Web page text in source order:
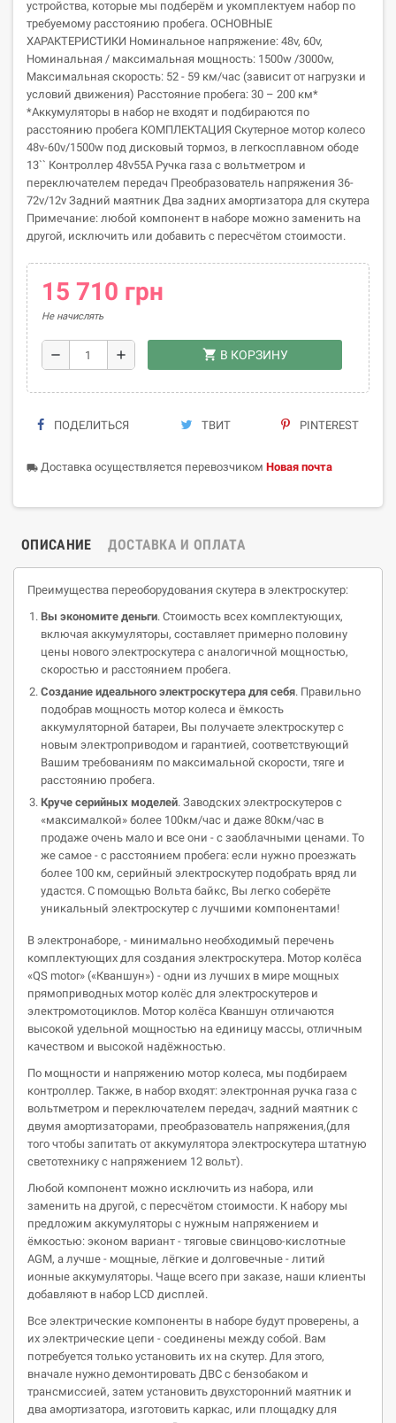
устройства, которые мы подберём и укомплектуем набор по
требуемому расстоянию пробега. ОСНОВНЫЕ
ХАРАКТЕРИСТИКИ Номинальное напряжение: 48v, 60v,
Номинальная / максимальная мощность: 1500w /3000w,
Максимальная скорость: 52 - 59 км/час (зависит от нагрузки и
условий движения) Расстояние пробега: 30 – 200 км*
*Аккумуляторы в набор не входят и подбираются по
расстоянию пробега КОМПЛЕКТАЦИЯ Скутерное мотор колесо
48v-60v/1500w под дисковый тормоз, в легкосплавном ободе
13`` Контроллер 48v55A Ручка газа с вольтметром и
переключателем передач Преобразователь напряжения 36-
72v/12v Задний маятник Два задних амортизатора для скутера
Примечание: любой компонент в наборе можно заменить на
другой, исключить или добавить с пересчётом стоимости.
15 710 грн
Не начислять
remove add shopping_cart В КОРЗИНУ
ПОДЕЛИТЬСЯ ТВИТ PINTEREST
local_shipping Доставка осуществляется перевозчиком Новая почта
ОПИСАНИЕ ДОСТАВКА И ОПЛАТА
Преимущества переоборудования скутера в электроскутер:
Вы экономите деньги. Стоимость всех комплектующих,
включая аккумуляторы, составляет примерно половину
цены нового электроскутера с аналогичной мощностью,
скоростью и расстоянием пробега.
Создание идеального электроскутера для себя. Правильно
подобрав мощность мотор колеса и ёмкость
аккумуляторной батареи, Вы получаете электроскутер с
новым электроприводом и гарантией, соответствующий
Вашим требованиям по максимальной скорости, тяге и
расстоянию пробега.
Круче серийных моделей. Заводских электроскутеров с
«максималкой» более 100км/час и даже 80км/час в
продаже очень мало и все они - с заоблачными ценами. То
же самое - с расстоянием пробега: если нужно проезжать
более 100 км, серийный электроскутер подобрать вряд ли
удастся. С помощью Вольта байкс, Вы легко соберёте
уникальный электроскутер с лучшими компонентами!
В электронаборе, - минимально необходимый перечень
комплектующих для создания электроскутера. Мотор колёса
«QS motor» («Кваншун») - одни из лучших в мире мощных
прямоприводных мотор колёс для электроскутеров и
электромотоциклов. Мотор колёса Кваншун отличаются
высокой удельной мощностью на единицу массы, отличным
качеством и высокой надёжностью.
По мощности и напряжению мотор колеса, мы подбираем
контроллер. Также, в набор входят: электронная ручка газа с
вольтметром и переключателем передач, задний маятник с
двумя амортизаторами, преобразователь напряжения,(для
того чтобы запитать от аккумулятора электроскутера штатную
светотехнику с напряжением 12 вольт).
Любой компонент можно исключить из набора, или
заменить на другой, с пересчётом стоимости. К набору мы
предложим аккумуляторы с нужным напряжением и
ёмкостью: эконом вариант - тяговые свинцово-кислотные
AGM, а лучше - мощные, лёгкие и долговечные - литий
ионные аккумуляторы. Чаще всего при заказе, наши клиенты
добавляют в набор LCD дисплей.
Все электрические компоненты в наборе будут проверены, а
их электрические цепи - соединены между собой. Вам
потребуется только установить их на скутер. Для этого,
вначале нужно демонтировать ДВС с бензобаком и
трансмиссией, затем установить двухсторонний маятник и
два амортизатора, изготовить каркас, или площадку для